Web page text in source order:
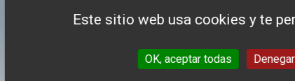
Este sitio web usa cookies y te
OK, aceptar todas